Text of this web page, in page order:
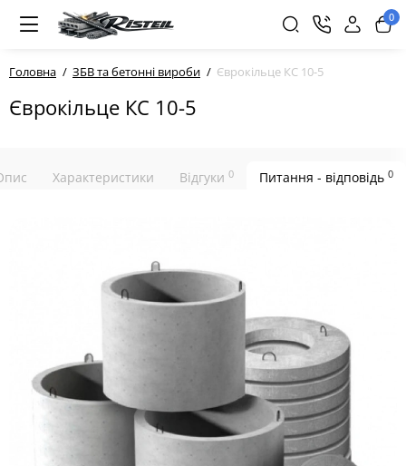
0
Головна ЗБВ та бетонні вироби Єврокільце КС 10-5
Єврокільце КС 10-5
Характеристики Відгуки 0 Питання - відповідь 0